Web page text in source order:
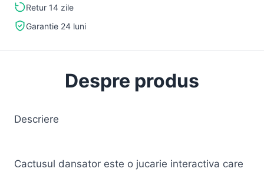
Retur 14 zile
Garantie 24 luni
Despre produs
Descriere
Cactusul dansator este o jucarie interactiva care